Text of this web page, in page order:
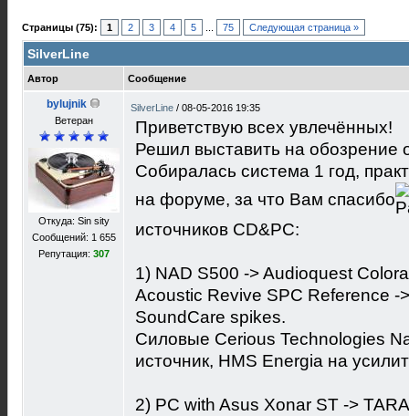
Страницы (75): 1 2 3 4 5 75 Следующая страница »
SilverLine
Автор Сообщение
bylujnik
Ветеран
Откуда: Sin sity
Сообщений: 1 655
Репутация: 307
SilverLine / 08-05-2016 19:35
Приветствую всех увлечённых!
Решил выставить на обозрение
Собиралась система 1 год,
на форуме, за что Вам спасибо
источников СD&PC:
1) NAD S500 -> Audioquest
Acoustic Revive SPC Reference -
SoundCare spikes.
Силовые Cerious Technologies
источник, HMS Energia на
2) PC with Asus Xonar ST ->